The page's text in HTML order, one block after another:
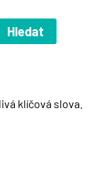
klíčová slova.